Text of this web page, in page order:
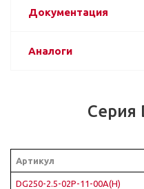
Документация
Аналоги
Серия
Артикул
DG250-2.5-02P-11-00A(H)